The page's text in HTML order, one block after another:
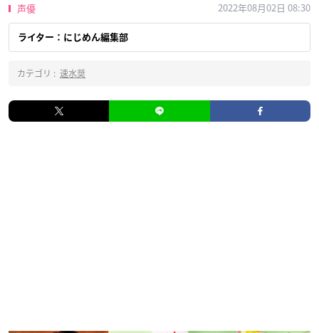
声優 2022年08月02日 08:30
ライター：にじめん編集部
カテゴリ : 速水奨